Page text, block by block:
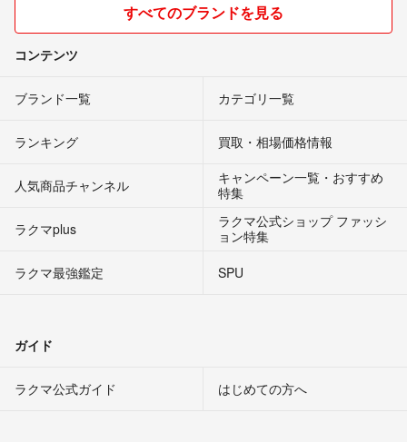
すべてのブランドを見る
コンテンツ
ブランド一覧 カテゴリ一覧
ランキング 買取・相場価格情報
人気商品チャンネル
キャンペーン一覧・おすすめ
特集
ラクマplus
ラクマ公式ショップ ファッシ
ョン特集
ラクマ最強鑑定
SPU
ガイド
ラクマ公式ガイド はじめての方へ